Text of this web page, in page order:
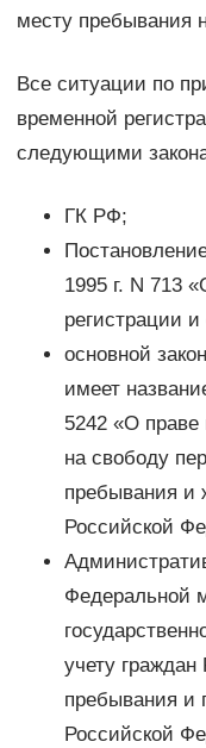
месту пребывания
Все ситуации по
временной
следующими
ГК РФ;
1995 г. N 713
регистрации
основной
имеет
5242 «О
на свободу
пребывания и
Российской
Федеральной
учету
пребывания и
Российской